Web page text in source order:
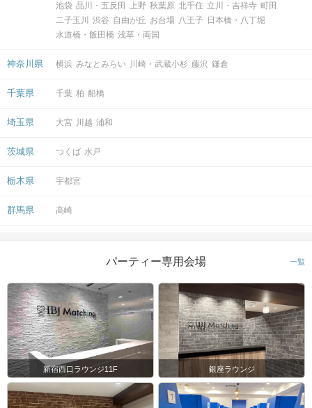
池袋 品川・五反田 上野 秋葉原 北千住 立川・吉祥寺 町田
二子玉川
渋谷 自由が丘 お台場 八王子 日本橋・八丁堀
水道橋・飯田橋 浅草・両国
神奈川県 横浜 みなとみらい 川崎・武蔵小杉 藤沢 鎌倉
千葉県 千葉 柏 船橋
埼玉県 大宮 川越 浦和
茨城県 つくば 水戸
栃木県 宇都宮
群馬県 高崎
パーティー専用会場 一覧
新宿西口ラウンジ11F 銀座ラウンジ